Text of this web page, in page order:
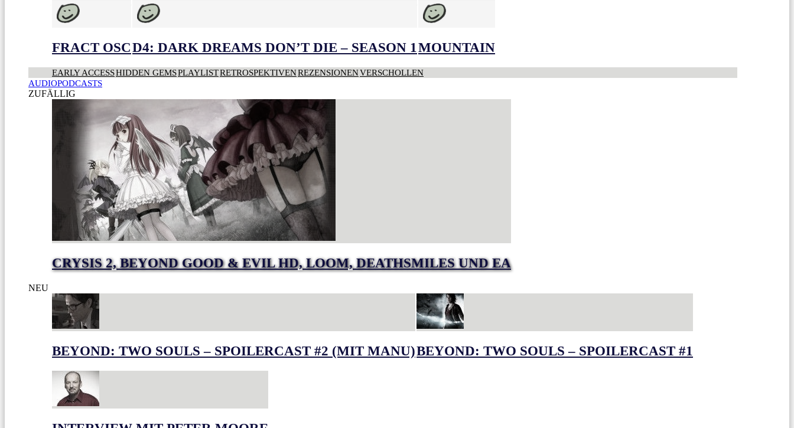
FRACT OSCD4: DARK DREAMS DON’T DIE – SEASON 1MOUNTAIN
EARLY ACCESSHIDDEN GEMSPLAYLISTRETROSPEKTIVENREZENSIONENVERSCHOLLEN
AUDIOPODCASTS
ZUFÄLLIG
CRYSIS 2, BEYOND GOOD & EVIL HD, LOOM, DEATHSMILES UND EA
NEU
BEYOND: TWO SOULS – SPOILERCAST #2 (MIT MANU)BEYOND: TWO SOULS – SPOILERCAST #1